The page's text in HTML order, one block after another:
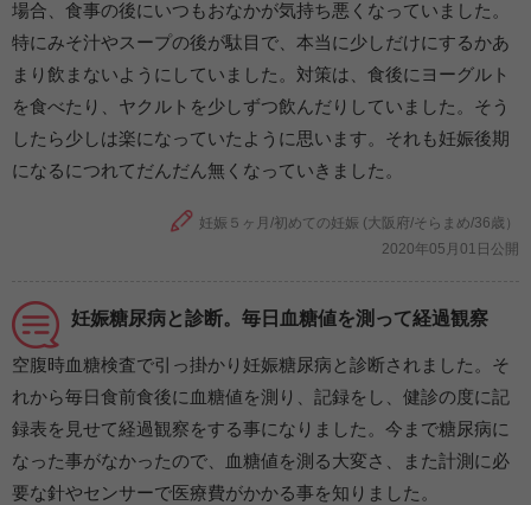
場合、食事の後にいつもおなかが気持ち悪くなっていました。
特にみそ汁やスープの後が駄目で、本当に少しだけにするかあ
まり飲まないようにしていました。対策は、食後にヨーグルト
を食べたり、ヤクルトを少しずつ飲んだりしていました。そう
したら少しは楽になっていたように思います。それも妊娠後期
になるにつれてだんだん無くなっていきました。
妊娠５ヶ月/初めての妊娠 (大阪府/そらまめ/36歳）
2020年05月01日公開
妊娠糖尿病と診断。毎日血糖値を測って経過観察
空腹時血糖検査で引っ掛かり妊娠糖尿病と診断されました。そ
れから毎日食前食後に血糖値を測り、記録をし、健診の度に記
録表を見せて経過観察をする事になりました。今まで糖尿病に
なった事がなかったので、血糖値を測る大変さ、また計測に必
要な針やセンサーで医療費がかかる事を知りました。